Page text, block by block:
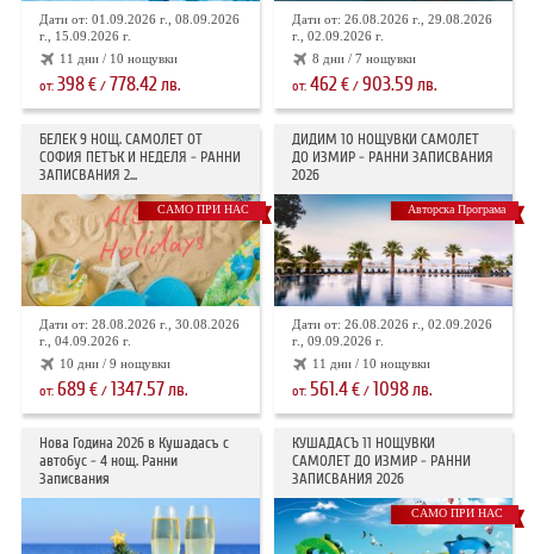
Дати от: 01.09.2026 г., 08.09.2026
г., 15.09.2026 г.
11 дни / 10 нощувки
от: 398€/ 778.42лв.
Дати от: 26.08.2026 г., 29.08.2026
г., 02.09.2026 г.
8 дни / 7 нощувки
от:462€ /903.59 лв.
БЕЛЕК 9 НОЩ. САМОЛЕТ ОТ
СОФИЯ ПЕТЪК И НЕДЕЛЯ - РАННИ
ЗАПИСВАНИЯ 2...
САМО ПРИ НАС
Дати от: 28.08.2026 г., 30.08.2026
г., 04.09.2026 г.
10 дни / 9 нощувки
от: 689 €/ 1347.57лв.
ДИДИМ 10 НОЩУВКИ САМОЛЕТ
ДО ИЗМИР - РАННИ ЗАПИСВАНИЯ
2026
Авторска Програма
Дати от: 26.08.2026 г., 02.09.2026
г., 09.09.2026 г.
11 дни / 10 нощувки
от:561.4€ / 1098лв.
Нова Година 2026 в Кушадасъ с
автобус - 4 нощ. Ранни
Записвания
КУШАДАСЪ 11 НОЩУВКИ
САМОЛЕТ ДО ИЗМИР - РАННИ
ЗАПИСВАНИЯ 2026
САМО ПРИ НАС